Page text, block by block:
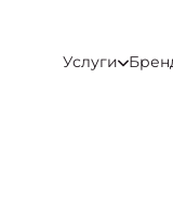
Услуги